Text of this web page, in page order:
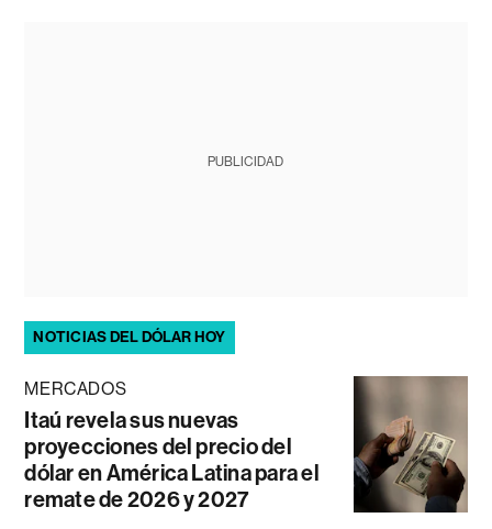
PUBLICIDAD
NOTICIAS DEL DÓLAR HOY
MERCADOS
Itaú revela sus nuevas
proyecciones del precio del
dólar en América Latina para el
remate de 2026 y 2027